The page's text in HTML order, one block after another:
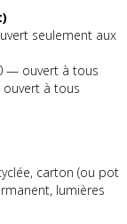
seulement aux
— ouvert à tous
à tous
carton (ou pot
lumières